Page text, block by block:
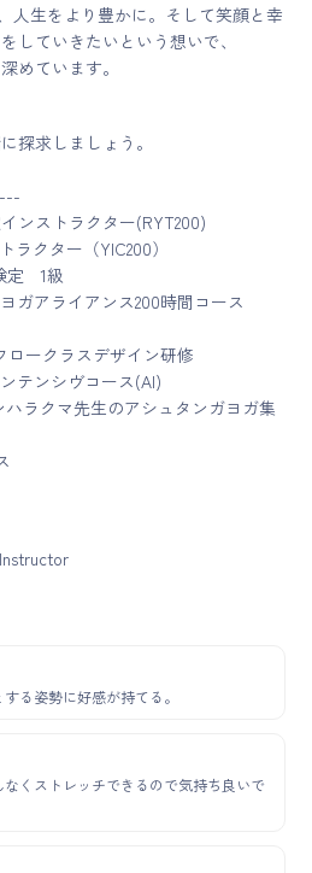
人生をより豊かに。そして笑顔と幸
していきたいという想いで、
めています。
探求しましょう。
ンストラクター(RYT200)
ラクター（YIC200）
定 1級
ガアライアンス200時間コース
ークラスデザイン研修
テンシヴコース(AI)
ラクマ先生のアシュタンガヨガ集
る姿勢に好感が持てる。
くストレッチできるので気持ち良いで